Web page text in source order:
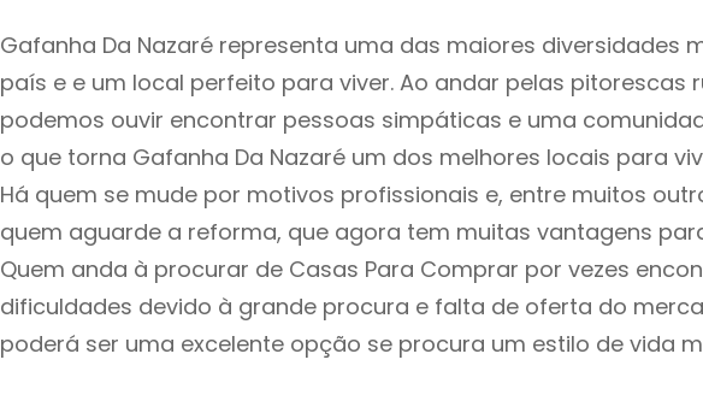
Gafanha Da Nazaré representa uma das maiores diversidades
país e e um local perfeito para viver. Ao andar pelas pitorescas
podemos ouvir encontrar pessoas simpáticas e uma
o que torna Gafanha Da Nazaré um dos melhores locais para
Há quem se mude por motivos profissionais e, entre muitos
quem aguarde a reforma, que agora tem muitas vantagens
Quem anda à procurar de Casas Para Comprar por vezes
dificuldades devido à grande procura e falta de oferta do
poderá ser uma excelente opção se procura um estilo de vida